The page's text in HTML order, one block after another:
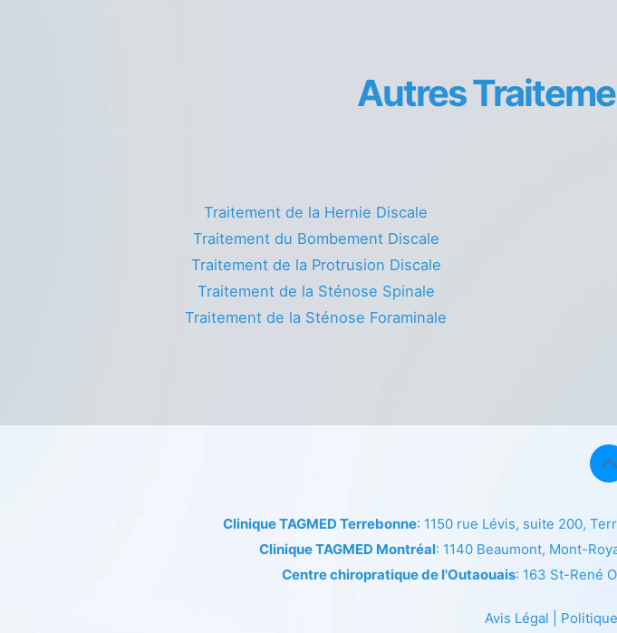
Autres
Traitement de la Hernie Discale
Traitement du Bombement Discale
Traitement de la Protrusion Discale
Traitement de la Sténose Spinale
Traitement de la Sténose Foraminale
Clinique TAGMED Terrebonne: 1150 rue Lévis, suite 200,
Clinique TAGMED Montréal: 1140 Beaumont, Mont-
Centre chiropratique de l'Outaouais: 163 St-René
Avis Légal